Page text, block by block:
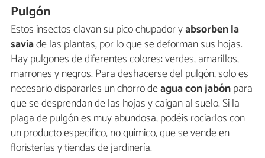
Pulgón
Estos insectos clavan su pico chupador yabsorben la
saviade las plantas, por lo que se deforman sus hojas.
Hay pulgones de diferentes colores: verdes, amarillos,
marrones y negros. Para deshacerse del pulgón, solo es
necesario dispararles un chorro deagua con jabónpara
que se desprendan de las hojas y caigan al suelo. Si la
plaga de pulgón es muy abundosa, podéis rociarlos con
un producto específico, no químico, que se vende en
floristerías y tiendas de jardinería.